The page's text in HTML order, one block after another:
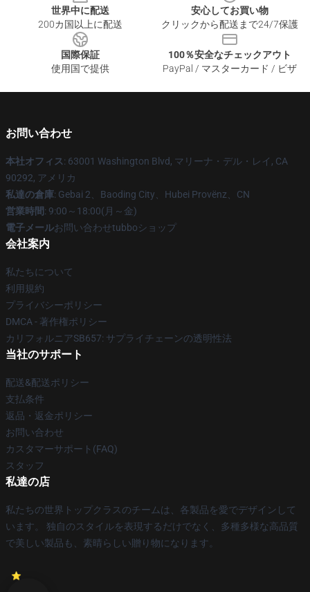
世界中に配送
200カ国以上に配送
安心してお買い物
クリックから配送まで24/7保護
国際保証
使用国で提供
100％安全なチェックアウト
PayPal / マスターカード / ビザ
お問い合わせ
本社オフィス: 63001 Washington Blvd, マリーナ・デル・レイ, CA
90292, アメリカ
私達の倉庫: Gebai 2、Baoding City、Hubei Provënz、CN
営業時間: 9:00～18:00(月～金)
電子メールお問い合わせtubboショップ
会社案内
私たちについて
利用規約
プライバシーポリシー
DMCA - 著作権ポリシー
カリフォルニアSB657: サプライチェーンの透明性法
当社のサポート
配送&配送ポリシー
支払条件
返品・返金ポリシー
お問い合わせ
カスタマーサポート(FAQ)
スタッフ
私達の店
私たちの世界トップクラスのチームは、各製品を愛でデザインして
います。 独自のスタイルを表現するだけでなく、多種多様な高品質
で美しい製品も、素晴らしい贈り物になります。